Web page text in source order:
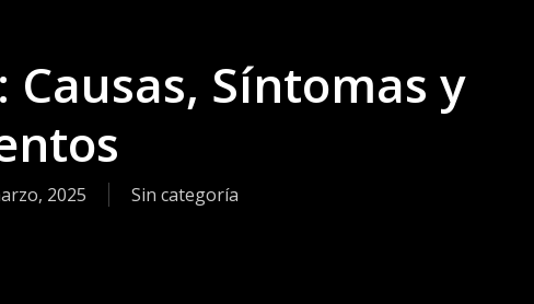
Causas, Síntomas y
2025 Sin categoría